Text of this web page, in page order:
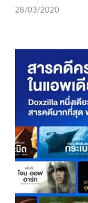
28/03/2020